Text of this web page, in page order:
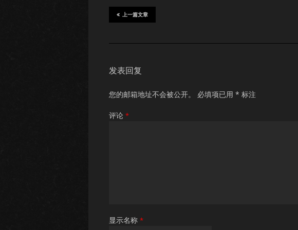
上一篇文章
发表回复
您的邮箱地址不会被公开。 必填项已用 * 标注
评论 *
显示名称 *